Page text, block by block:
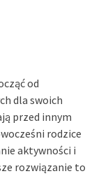
od
dla swoich
przed innym
rodzice
aktywności i
rozwiązanie to